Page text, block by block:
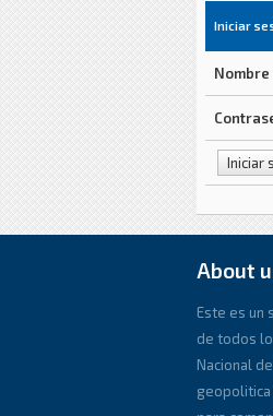
Iniciar
About
Este es un
de todos
Nacional